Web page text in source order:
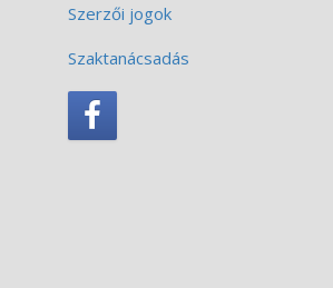
Szerzői jogok
Szaktanácsadás